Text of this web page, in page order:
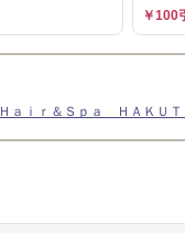
￥100
Ｈａｉｒ＆Ｓｐａ ＨＡＫＵＴ